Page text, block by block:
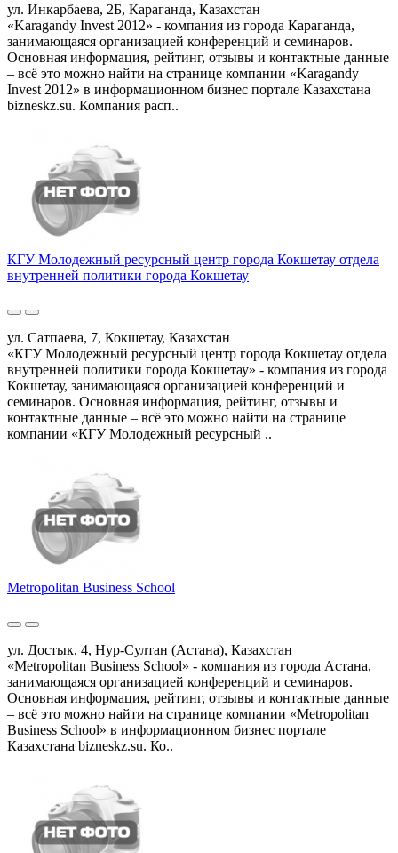
ул. Инкарбаева, 2Б, Караганда, Казахстан
«Karagandy Invest 2012» - компания из города Караганда,
занимающаяся организацией конференций и семинаров.
Основная информация, рейтинг, отзывы и контактные данные
– всё это можно найти на странице компании «Karagandy
Invest 2012» в информационном бизнес портале Казахстана
bizneskz.su. Компания расп..
КГУ Молодежный ресурсный центр города Кокшетау отдела
внутренней политики города Кокшетау
ул. Сатпаева, 7, Кокшетау, Казахстан
«КГУ Молодежный ресурсный центр города Кокшетау отдела
внутренней политики города Кокшетау» - компания из города
Кокшетау, занимающаяся организацией конференций и
семинаров. Основная информация, рейтинг, отзывы и
контактные данные – всё это можно найти на странице
компании «КГУ Молодежный ресурсный ..
Metropolitan Business School
ул. Достык, 4, Нур-Султан (Астана), Казахстан
«Metropolitan Business School» - компания из города Астана,
занимающаяся организацией конференций и семинаров.
Основная информация, рейтинг, отзывы и контактные данные
– всё это можно найти на странице компании «Metropolitan
Business School» в информационном бизнес портале
Казахстана bizneskz.su. Ко..